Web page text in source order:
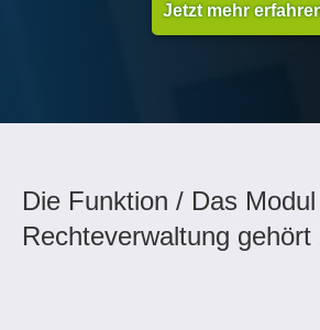
Jetzt mehr
Die Funktion / Das Modul
Rechteverwaltung gehört